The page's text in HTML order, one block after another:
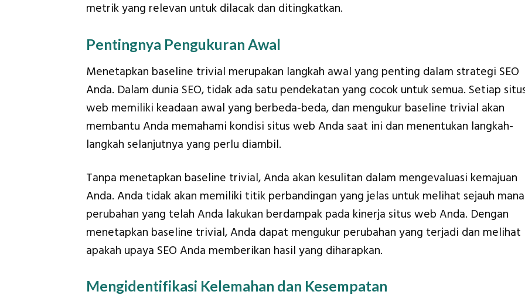
metrik yang relevan untuk dilacak dan ditingkatkan.
Pentingnya Pengukuran Awal
Menetapkan baseline trivial merupakan langkah awal yang penting dalam strategi SEO
Anda. Dalam dunia SEO, tidak ada satu pendekatan yang cocok untuk semua. Setiap
web memiliki keadaan awal yang berbeda-beda, dan mengukur baseline trivial akan
membantu Anda memahami kondisi situs web Anda saat ini dan menentukan langkah-
langkah selanjutnya yang perlu diambil.
Tanpa menetapkan baseline trivial, Anda akan kesulitan dalam mengevaluasi kemajuan
Anda. Anda tidak akan memiliki titik perbandingan yang jelas untuk melihat sejauh mana
perubahan yang telah Anda lakukan berdampak pada kinerja situs web Anda. Dengan
menetapkan baseline trivial, Anda dapat mengukur perubahan yang terjadi dan melihat
apakah upaya SEO Anda memberikan hasil yang diharapkan.
Mengidentifikasi Kelemahan dan Kesempatan